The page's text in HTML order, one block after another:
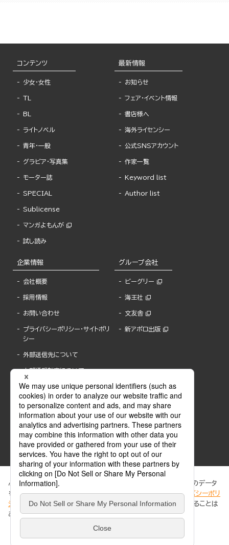
コンテンツ
少女・女性
TL
BL
ライトノベル
青年・一般
グラビア・写真集
モーター誌
SPECIAL
Sublicense
マンガよもんが
試し読み
最新情報
お知らせ
フェア・イベント情報
書店様へ
海外ライセンシー
公式SNSアカウント
作家一覧
Keyword list
Author list
企業情報
会社概要
採用情報
お問い合わせ
プライバシーポリシー・サイトポリ
シー
外部送信先について
内部通報制度について
グループ会社
ビーグリー
海王社
文友舎
新アポロ出版
ABJマークは、この電子書店・電子書籍配信サービスが、著作権者からコンテンツ使用許諾を
得た正規版配信サービスであることを示す登録商標(登録番号 第6091713号)です。
ABJマークの詳細、ABJマークを掲示しているサービスの一覧はこちら。
ぶんか社が運営するサイトでは、利便性向上のためにCookie等のデータ
を使用しています。 当社のCookieについての詳細は、「プライバシーポリ
シー
」をご覧ください。当サイトでは、訪問者の個人情報を追跡することは
ありません。